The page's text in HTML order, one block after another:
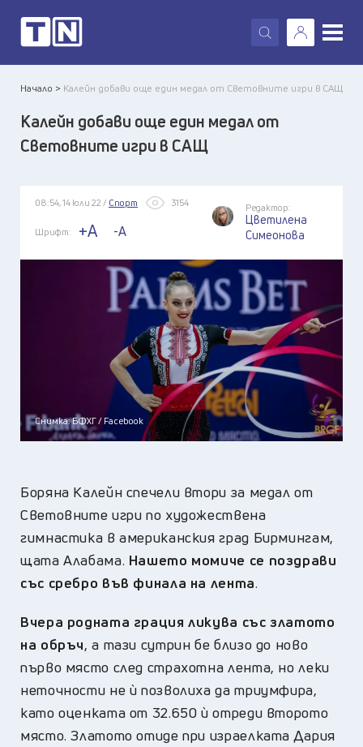
X
Начало > Калейн добави още един медал от Световните игри в САЩ
Калейн добави още един медал от
Световните игри в САЩ
08:54, 14 юли 22 / Спорт 3154
Шрифт: +A -A
Редактор:
Цветилена
Симеонова
Снимка: БФХГ / Facebook
Боряна Калейн спечели втори за медал от
Световните игри по художествена
гимнастика в американския град Бирмингам,
щата Алабама. Нашето момиче се поздрави
със сребро във финала на лента.
Вчера родната грация ликува със златото
на обръч, а тази сутрин бе близо до ново
първо място след страхотна лента, но леки
неточности не ѝ позволиха да триумфира,
като оценката от 32.650 ѝ отреди второто
място. Златото отиде при израелката Дария